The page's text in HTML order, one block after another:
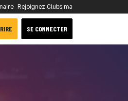
Rejoignez Clubs.ma
SE CONNECTER